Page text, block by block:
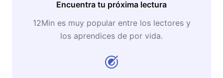
Encuentra tu próxima lectura
12Min es muy popular entre los lectores y
los aprendices de por vida.